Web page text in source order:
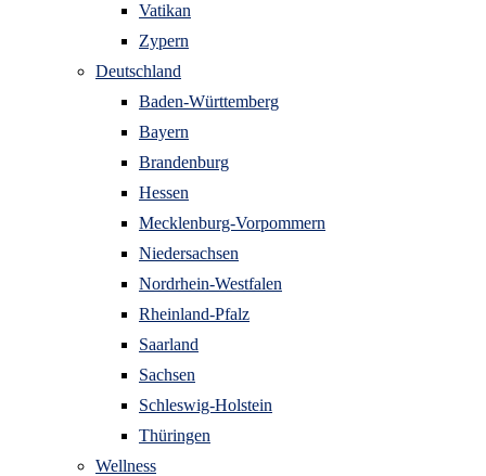
Vatikan
Zypern
Deutschland
Baden-Württemberg
Bayern
Brandenburg
Hessen
Mecklenburg-Vorpommern
Niedersachsen
Nordrhein-Westfalen
Rheinland-Pfalz
Saarland
Sachsen
Schleswig-Holstein
Thüringen
Wellness